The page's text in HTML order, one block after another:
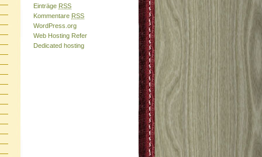
Einträge RSS
Kommentare RSS
WordPress.org
Web Hosting Refer
Dedicated hosting